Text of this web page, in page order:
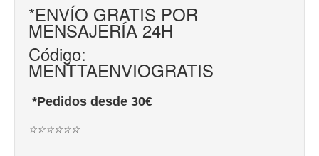
*ENVÍO GRATIS POR
MENSAJERÍA 24H
Código:
MENTTAENVIOGRATIS
*Pedidos desde 30€
☆☆☆☆☆☆